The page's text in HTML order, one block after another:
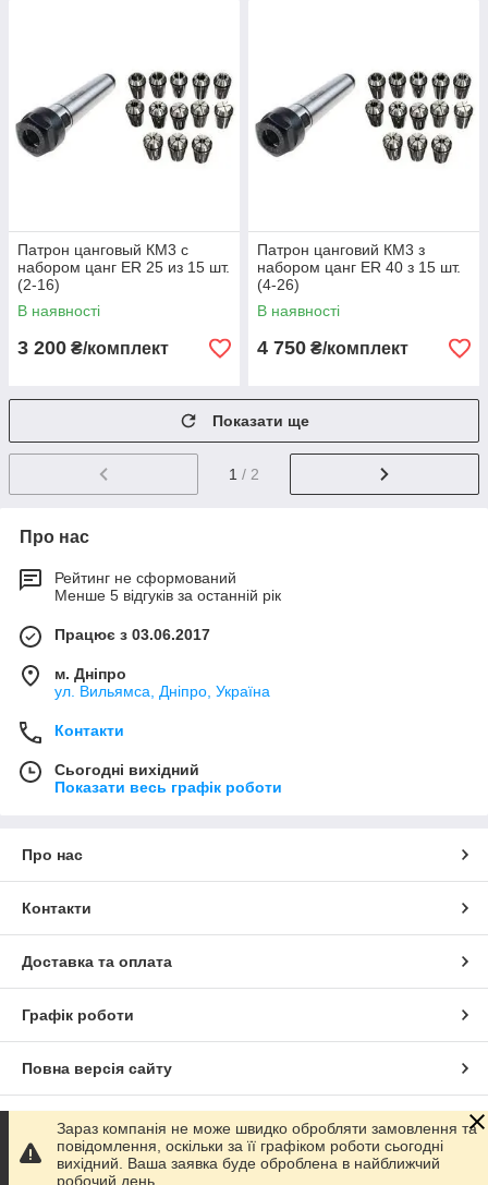
Патрон цанговый КМ3 с
набором цанг ЕR 25 из 15 шт.
(2-16)
В наявності
3 200 ₴/комплект
Патрон цанговий КМ3 з
набором цанг ЕR 40 з 15 шт.
(4-26)
В наявності
4 750 ₴/комплект
Показати ще
1 / 2
Про нас
Рейтинг не сформований
Менше 5 відгуків за останній рік
Працює з 03.06.2017
м. Дніпро
ул. Вильямса, Дніпро, Україна
Контакти
Сьогодні вихідний
Показати весь графік роботи
Про нас
Контакти
Доставка та оплата
Графік роботи
Повна версія сайту
Сайт створено на маркетплейсі Prom.ua
Політика конфіденційності
Зараз компанія не може швидко обробляти замовлення та
повідомлення, оскільки за її графіком роботи сьогодні
вихідний. Ваша заявка буде оброблена в найближчий
робочий день.